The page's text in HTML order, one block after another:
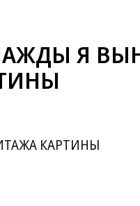
Я
КАРТИНЫ